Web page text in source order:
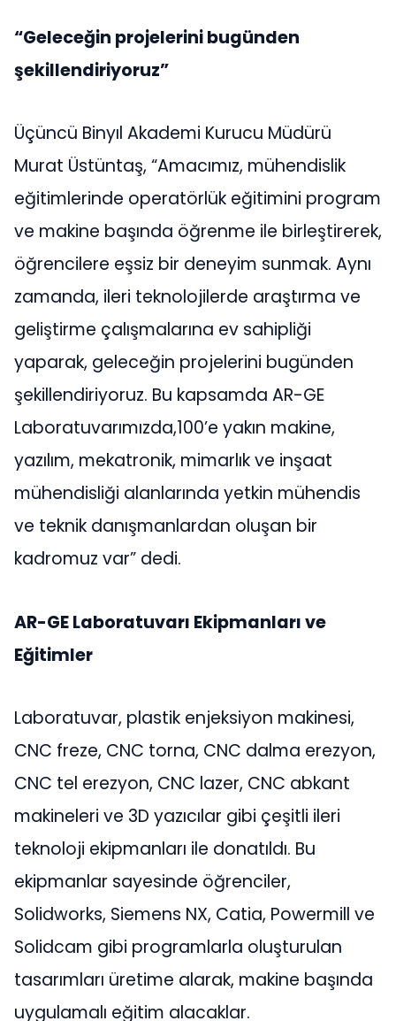
“Geleceğin projelerini bugünden
şekillendiriyoruz”
Üçüncü Binyıl Akademi Kurucu Müdürü
Murat Üstüntaş, “Amacımız, mühendislik
eğitimlerinde operatörlük eğitimini program
ve makine başında öğrenme ile birleştirerek,
öğrencilere eşsiz bir deneyim sunmak. Aynı
zamanda, ileri teknolojilerde araştırma ve
geliştirme çalışmalarına ev sahipliği
yaparak, geleceğin projelerini bugünden
şekillendiriyoruz. Bu kapsamda AR-GE
Laboratuvarımızda,100’e yakın makine,
yazılım, mekatronik, mimarlık ve inşaat
mühendisliği alanlarında yetkin mühendis
ve teknik danışmanlardan oluşan bir
kadromuz var” dedi.
AR-GE Laboratuvarı Ekipmanları ve
Eğitimler
Laboratuvar, plastik enjeksiyon makinesi,
CNC freze, CNC torna, CNC dalma erezyon,
CNC tel erezyon, CNC lazer, CNC abkant
makineleri ve 3D yazıcılar gibi çeşitli ileri
teknoloji ekipmanları ile donatıldı. Bu
ekipmanlar sayesinde öğrenciler,
Solidworks, Siemens NX, Catia, Powermill ve
Solidcam gibi programlarla oluşturulan
tasarımları üretime alarak, makine başında
uygulamalı eğitim alacaklar.